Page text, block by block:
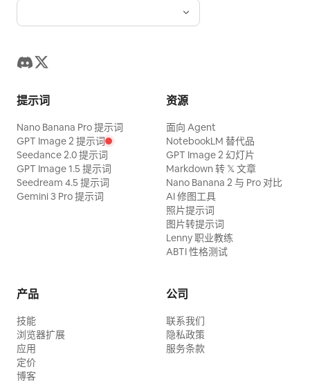
提示词
Nano Banana Pro 提示词
GPT Image 2 提示词
Seedance 2.0 提示词
GPT Image 1.5 提示词
Seedream 4.5 提示词
Gemini 3 Pro 提示词
资源
面向 Agent
NotebookLM 替代品
GPT Image 2 幻灯片
Markdown 转 𝕏 文章
Nano Banana 2 与 Pro 对比
AI 修图工具
照片提示词
图片转提示词
Lenny 职业教练
ABTI 性格测试
产品
技能
浏览器扩展
应用
定价
博客
公司
联系我们
隐私政策
服务条款